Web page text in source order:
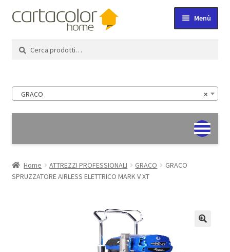
Vai
alla
navigazione
Vai
al
contenuto
Menù
Home
menu
Azienda
Expand
menu
Feedback
Cerca:
Cerca
×
GRACO
Home ATTREZZI PROFESSIONALI GRACO
GRACO
SPRUZZATORE AIRLESS ELETTRICO MARK V XT